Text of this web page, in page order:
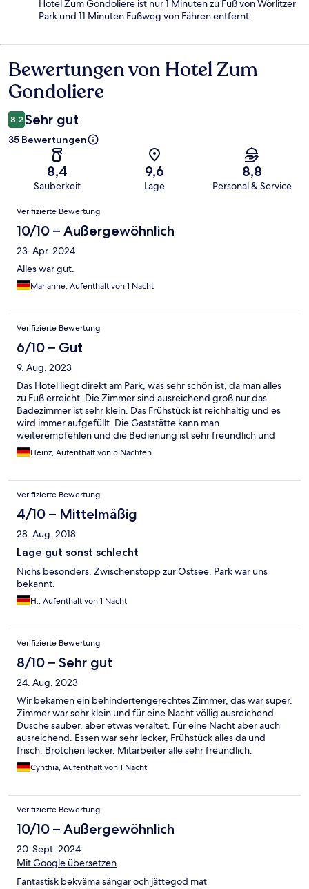
Hotel Zum Gondoliere ist nur 1 Minuten zu Fuß von Wörlitzer
Park und 11 Minuten Fußweg von Fähren entfernt.
Bewertungen
Bewertungen von Hotel Zum
Gondoliere
8,2 Sehr gut
35 Bewertungen
8,4
Sauberkeit
9,6
Lage
8,8
Personal & Service
Bewertungen
Verifizierte Bewertung
10/10 – Außergewöhnlich
23. Apr. 2024
Alles war gut.
Marianne, Aufenthalt von 1 Nacht
Verifizierte Bewertung
6/10 – Gut
9. Aug. 2023
Das Hotel liegt direkt am Park, was sehr schön ist, da man alles
zu Fuß erreicht. Die Zimmer sind ausreichend groß nur das
Badezimmer ist sehr klein. Das Frühstück ist reichhaltig und es
wird immer aufgefüllt. Die Gaststätte kann man
weiterempfehlen und die Bedienung ist sehr freundlich und
zuvorkommend.
Heinz, Aufenthalt von 5 Nächten
Verifizierte Bewertung
4/10 – Mittelmäßig
28. Aug. 2018
Lage gut sonst schlecht
Nichs besonders. Zwischenstopp zur Ostsee. Park war uns
bekannt.
H., Aufenthalt von 1 Nacht
Verifizierte Bewertung
8/10 – Sehr gut
24. Aug. 2023
Wir bekamen ein behindertengerechtes Zimmer, das war super.
Zimmer war sehr klein und für eine Nacht völlig ausreichend.
Dusche sauber, aber etwas veraltet. Für eine Nacht aber auch
ausreichend. Essen war sehr lecker, Frühstück alles da und
frisch. Brötchen lecker. Mitarbeiter alle sehr freundlich.
Cynthia, Aufenthalt von 1 Nacht
Verifizierte Bewertung
10/10 – Außergewöhnlich
20. Sept. 2024
Mit Google übersetzen
Fantastisk bekväma sängar och jättegod mat